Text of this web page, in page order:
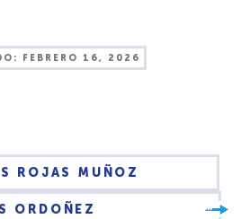
FEBRERO 16, 2026
ROJAS MUÑOZ
ORDOÑEZ